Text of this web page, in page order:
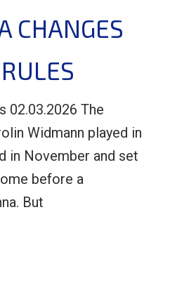
CHANGES
02.03.2026 The
Widmann played in
in November and set
before a
But